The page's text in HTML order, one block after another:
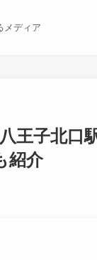
メディア
王子北口
紹介